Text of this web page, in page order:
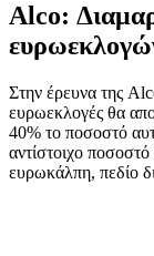
Alco:
Στην έρευνα της
ευρωεκλογές θα
40% το ποσοστό
αντίστοιχο
ευρωκάλπη, πεδίο